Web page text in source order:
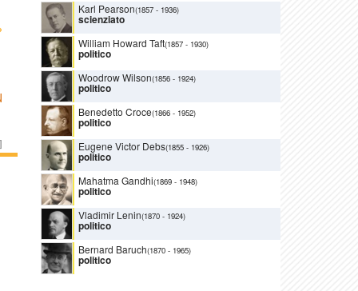
]
Karl Pearson(1857 - 1936)
scienziato
William Howard Taft(1857 - 1930)
politico
Woodrow Wilson(1856 - 1924)
politico
Benedetto Croce(1866 - 1952)
politico
Eugene Victor Debs(1855 - 1926)
politico
Mahatma Gandhi(1869 - 1948)
politico
Vladimir Lenin(1870 - 1924)
politico
Bernard Baruch(1870 - 1965)
politico